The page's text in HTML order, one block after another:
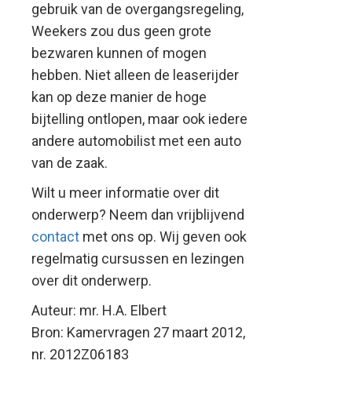
gebruik van de overgangsregeling,
Weekers zou dus geen grote
bezwaren kunnen of mogen
hebben. Niet alleen de leaserijder
kan op deze manier de hoge
bijtelling ontlopen, maar ook iedere
andere automobilist met een auto
van de zaak.
Wilt u meer informatie over dit
onderwerp? Neem dan vrijblijvend
contact met ons op. Wij geven ook
regelmatig cursussen en lezingen
over dit onderwerp.
Auteur: mr. H.A. Elbert
Bron: Kamervragen 27 maart 2012,
nr. 2012Z06183